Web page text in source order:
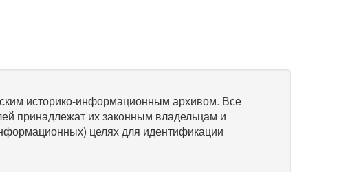
историко-информационным архивом. Все
принадлежат их законным владельцам и
целях для идентификации